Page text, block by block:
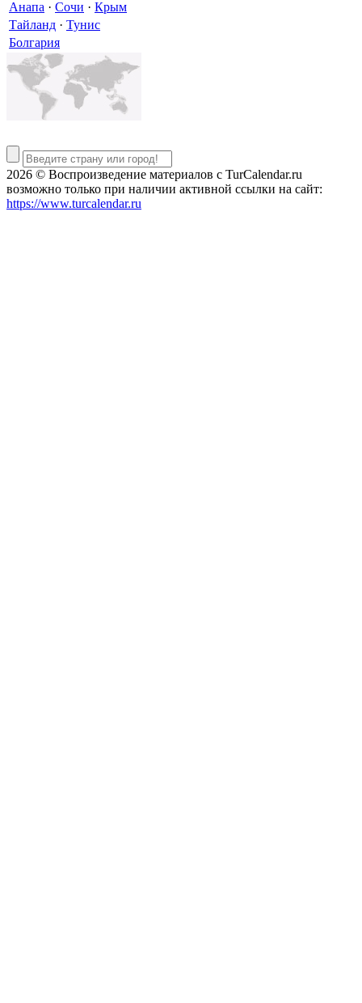
Анапа · Сочи · Крым
Тайланд · Тунис
Болгария
2026 © Воспроизведение материалов c TurCalendar.ru
возможно только при наличии активной ссылки на сайт:
https://www.turcalendar.ru